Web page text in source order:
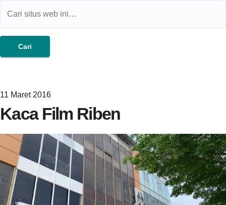
Jual Kaca Film Gedung,Kaca
Film 3m
11 Maret 2016
Kaca Film Riben